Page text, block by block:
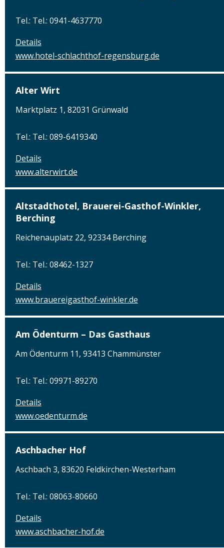
Tel.: Tel.: 0941-4637770
Details
www.hotel-schlachthof-regensburg.de
Alter Wirt
Marktplatz 1, 82031 Grünwald
Tel.: Tel.: 089-6419340
Details
www.alterwirt.de
Altstadthotel, Brauerei-Gasthof-Winkler,
Berching
Reichenauplatz 22, 92334 Berching
Tel.: Tel.: 08462-1327
Details
www.brauereigasthof-winkler.de
Am Ödenturm – Das Gasthaus
Am Ödenturm 11, 93413 Chammünster
Tel.: Tel.: 09971-89270
Details
www.oedenturm.de
Aschbacher Hof
Aschbach 3, 83620 Feldkirchen-Westerham
Tel.: Tel.: 08063-80660
Details
www.aschbacher-hof.de